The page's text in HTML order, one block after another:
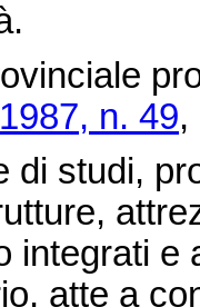
n. 49,
studi,
integrati
atte a